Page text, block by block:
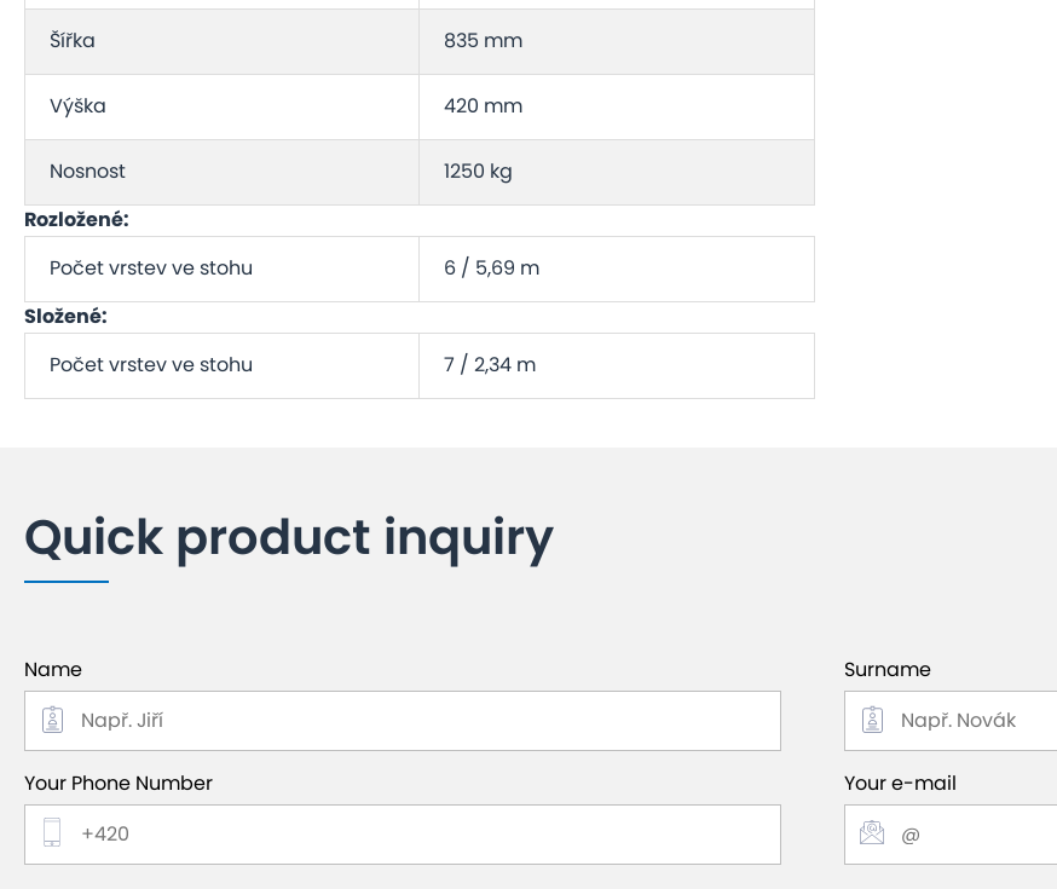
Šířka 835 mm
Výška 420 mm
Nosnost 1250 kg
Rozložené:
Počet vrstev ve stohu 6 / 5,69 m
Složené:
Počet vrstev ve stohu 7 / 2,34 m
Quick product inquiry
Name Surname
Your Phone Number Your e-mail